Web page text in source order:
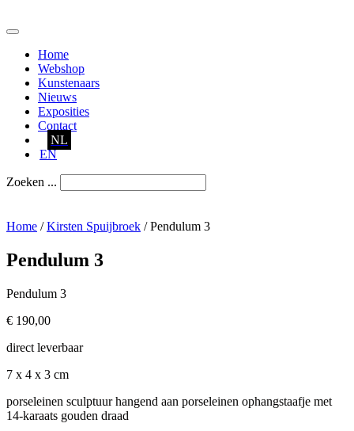
naar
inhoudHome
Webshop
Kunstenaars
Nieuws
Exposities
Contact
NL
EN
Zoeken ...
Home /Kirsten Spuijbroek / Pendulum 3
Pendulum 3
Pendulum 3
€ 190,00
direct leverbaar
7 x 4 x 3 cm
porseleinen sculptuur hangend aan porseleinen ophangstaafje met
14-karaats gouden draad